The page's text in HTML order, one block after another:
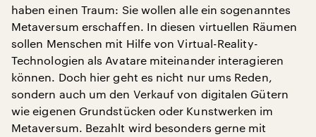
haben einen Traum: Sie wollen alle ein sogenanntes
Metaversum erschaffen. In diesen virtuellen Räumen
sollen Menschen mit Hilfe von Virtual-Reality-
Technologien als Avatare miteinander interagieren
können. Doch hier geht es nicht nur ums Reden,
sondern auch um den Verkauf von digitalen Gütern
wie eigenen Grundstücken oder Kunstwerken im
Metaversum. Bezahlt wird besonders gerne mit